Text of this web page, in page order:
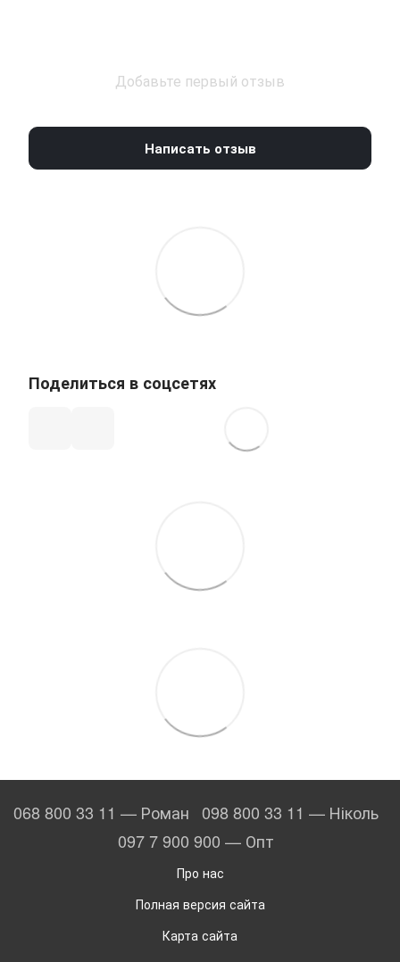
Добавьте первый отзыв
Написать отзыв
Поделиться в соцсетях
068 800 33 11 — Роман 098 800 33 11 — Ніколь
097 7 900 900 — Опт
Про нас
Полная версия сайта
Карта сайта